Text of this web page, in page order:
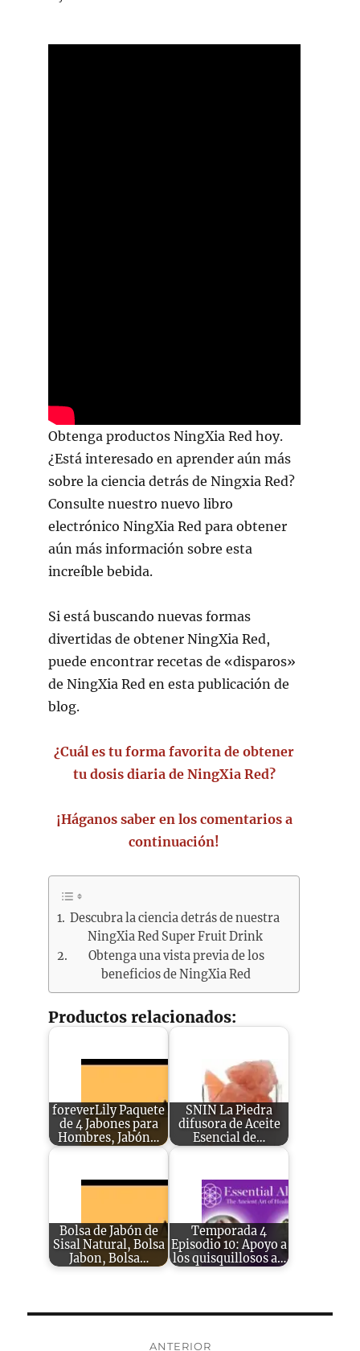
Obtenga productos NingXia Red hoy.
¿Está interesado en aprender aún más
sobre la ciencia detrás de Ningxia Red?
Consulte nuestro nuevo libro
electrónico NingXia Red para obtener
aún más información sobre esta
increíble bebida.
Si está buscando nuevas formas
divertidas de obtener NingXia Red,
puede encontrar recetas de «disparos»
de NingXia Red en esta publicación de
blog.
¿Cuál es tu forma favorita de obtener
tu dosis diaria de NingXia Red?
¡Háganos saber en los comentarios a
continuación!
Descubra la ciencia detrás de nuestra
NingXia Red Super Fruit Drink
Obtenga una vista previa de los
beneficios de NingXia Red
Productos relacionados:
foreverLily Paquete
de 4 Jabones para
Hombres, Jabón…
SNIN La Piedra
difusora de Aceite
Esencial de…
Bolsa de Jabón de
Sisal Natural, Bolsa
Jabon, Bolsa…
Temporada 4
Episodio 10: Apoyo a
los quisquillosos a…
ANTERIOR